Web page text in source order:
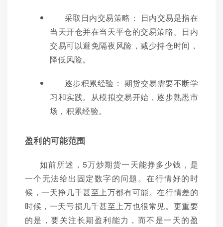
采取日内交易策略： 日内交易是指在
当天开仓并在当天平仓的交易策略。日内
交易可以避免隔夜风险，减少持仓时间，
降低风险。
逐步积累经验： 期货交易需要不断学
习和实践。从模拟交易开始，逐步熟悉市
场，积累经验。
盈利的可能范围
如前所述，5万炒期货一天能挣多少钱，是
一个无法给出固定数字的问题。在行情好的时
候，一天挣几千甚至上万都有可能。在行情差的
时候，一天亏损几千甚至上万也很常见。更重要
的是，要关注长期盈利能力，而不是一天的盈